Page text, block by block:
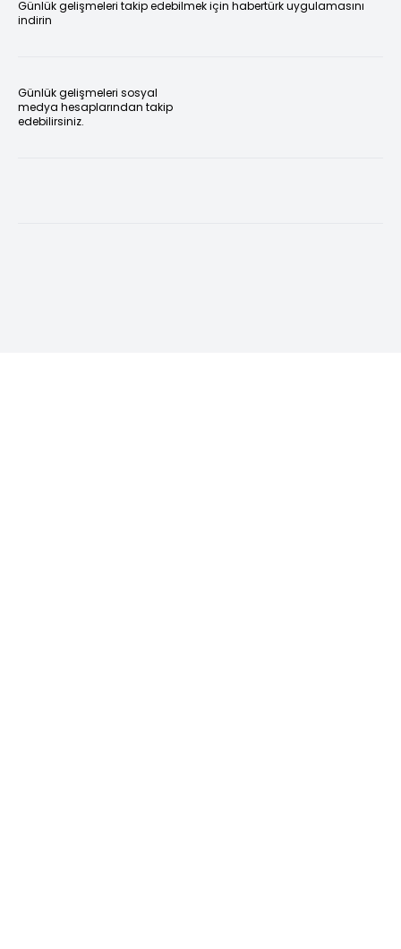
Günlük gelişmeleri takip edebilmek için habertürk uygulamasını
indirin
Günlük gelişmeleri sosyal
medya hesaplarından takip
edebilirsiniz.